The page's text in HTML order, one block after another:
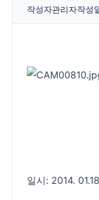
작성자관리자작성
일시: 2014. 01.18